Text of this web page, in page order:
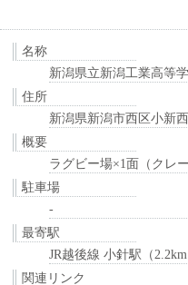
名称
新潟県立新潟工業高等
住所
新潟県新潟市西区小新
概要
ラグビー場×1面（クレー
駐車場
-
最寄駅
JR越後線 小針駅（2.2km
関連リンク